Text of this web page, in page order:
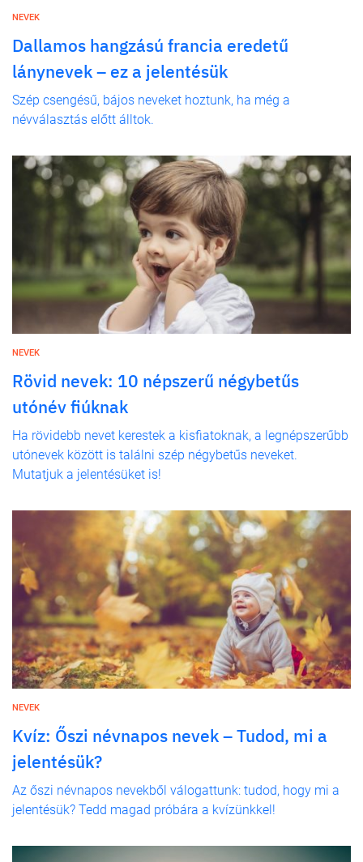
NEVEK
Dallamos hangzású francia eredetű
lánynevek – ez a jelentésük
Szép csengésű, bájos neveket hoztunk, ha még a
névválasztás előtt álltok.
NEVEK
Rövid nevek: 10 népszerű négybetűs
utónév fiúknak
Ha rövidebb nevet kerestek a kisfiatoknak, a legnépszerűbb
utónevek között is találni szép négybetűs neveket.
Mutatjuk a jelentésüket is!
NEVEK
Kvíz: Őszi névnapos nevek – Tudod, mi a
jelentésük?
Az őszi névnapos nevekből válogattunk: tudod, hogy mi a
jelentésük? Tedd magad próbára a kvízünkkel!